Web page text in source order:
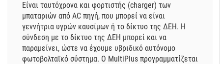
Είναι ταυτόχρονα και φορτιστής (charger) των
μπαταριών από AC πηγή, που μπορεί να είναι
γεννήτρια υγρών καυσίμων ή το δίκτυο της ΔΕΗ. Η
σύνδεση με το δίκτυο της ΔΕΗ μπορεί και να
παραμείνει, ώστε να έχουμε υβριδικό αυτόνομο
φωτοβολταϊκό σύστημα. Ο MultiPlus προγραμματίζεται